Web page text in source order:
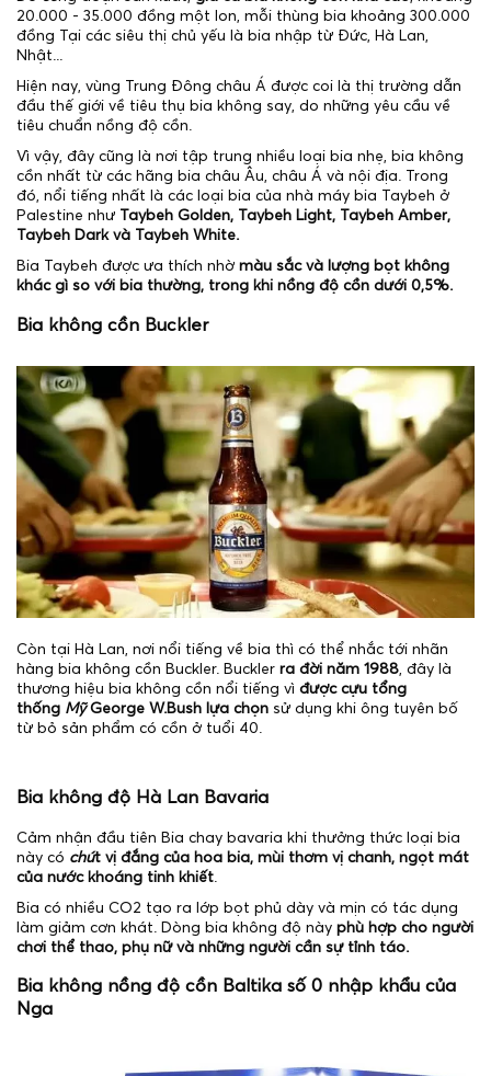
20.000 - 35.000 đồng một lon, mỗi thùng bia khoảng 300.000
đồng Tại các siêu thị chủ yếu là bia nhập từ Đức, Hà Lan,
Nhật...
Hiện nay, vùng Trung Đông châu Á được coi là thị trường dẫn
đầu thế giới về tiêu thụ bia không say, do những yêu cầu về
tiêu chuẩn nồng độ cồn.
Vì vậy, đây cũng là nơi tập trung nhiều loại bia nhẹ, bia không
cồn nhất từ các hãng bia châu Âu, châu Á và nội địa. Trong
đó, nổi tiếng nhất là các loại bia của nhà máy bia Taybeh ở
Palestine như
Taybeh Golden, Taybeh Light, Taybeh Amber,
Taybeh Dark và Taybeh White.
Bia Taybeh được ưa thích nhờ màu sắc và lượng bọt không
khác gì so với bia thường, trong khi nồng độ cồn dưới 0,5%.
Bia không cồn Buckler
Còn tại Hà Lan, nơi nổi tiếng về bia thì có thể nhắc tới nhãn
hàng bia không cồn Buckler. Buckler ra đời năm 1988, đây là
thương hiệu bia không cồn nổi tiếng vì được cựu tổng
thống MỹGeorge W.Bush lựa chọn sử dụng khi ông tuyên bố
từ bỏ sản phẩm có cồn ở tuổi 40.
Bia không độ Hà Lan Bavaria
Cảm nhận đầu tiên Bia chay bavaria khi thưởng thức loại bia
này có chút vị đắng của hoa bia, mùi thơm vị chanh, ngọt mát
của nước khoáng tinh khiết
Bia có nhiều CO2 tạo ra lớp bọt phủ dày và mịn có tác dụng
làm giảm cơn khát. Dòng bia không độ này phù hợp cho người
chơi thể thao, phụ nữ và những người cần sự tỉnh táo.
Bia không nồng độ cồn Baltika số 0 nhập khẩu của
Nga